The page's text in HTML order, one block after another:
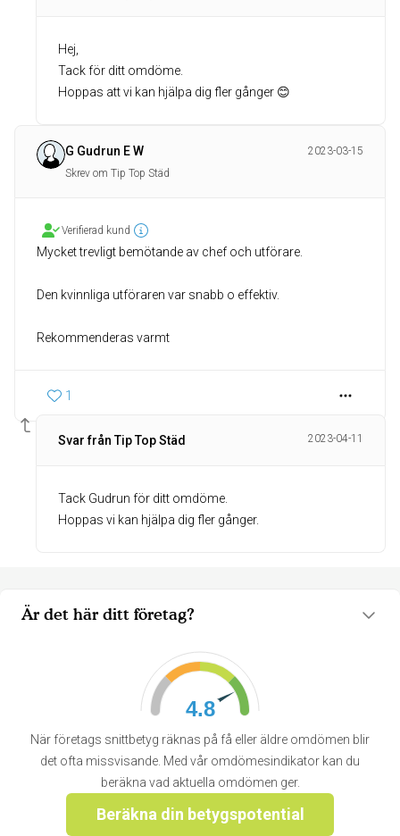
Är det här ditt företag?
4.8
När företags snittbetyg räknas på få eller äldre omdömen blir
det ofta missvisande. Med vår omdömesindikator kan du
beräkna vad aktuella omdömen ger.
Beräkna din betygspotential
Hej,
Tack för ditt omdöme.
Hoppas att vi kan hjälpa dig fler gånger 😊
G Gudrun E W
2023-03-15
Skrev om Tip Top Städ
Verifierad kund
Mycket trevligt bemötande av chef och utförare.
Den kvinnliga utföraren var snabb o effektiv.
Rekommenderas varmt
1
Svar från Tip Top Städ 2023-04-11
Tack Gudrun för ditt omdöme.
Hoppas vi kan hjälpa dig fler gånger.